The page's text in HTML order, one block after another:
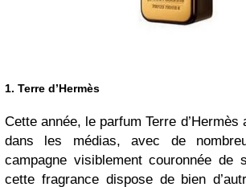
1. Terre d’Hermès
Cette année, le parfum Terre
dans les médias, avec de
campagne visiblement couronnée de
cette fragrance dispose de bien